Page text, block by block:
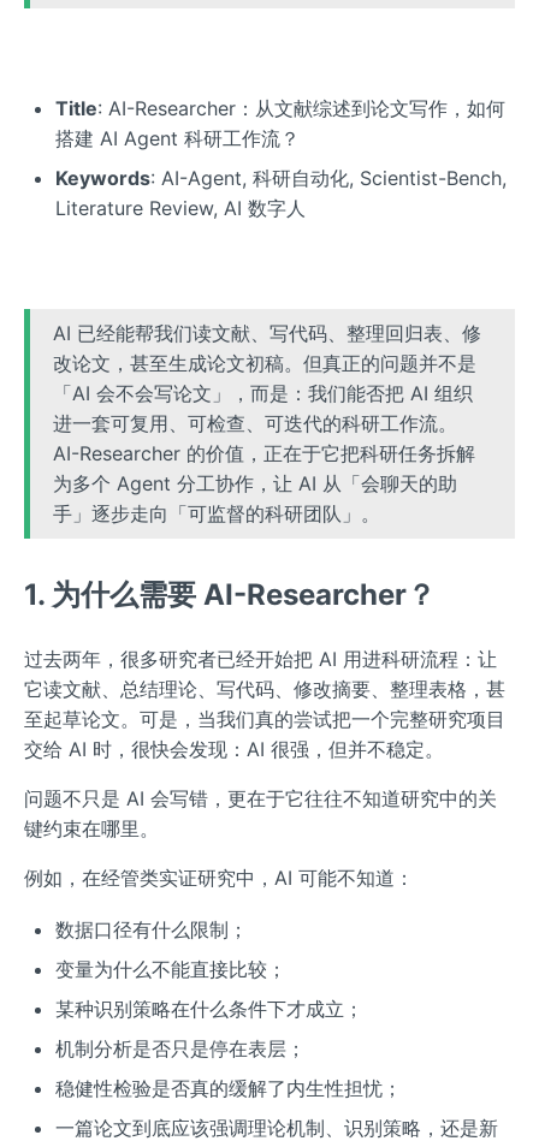
Title: AI-Researcher：从文献综述到论文写作，如何
搭建 AI Agent 科研工作流？
Keywords: AI-Agent, 科研自动化, Scientist-Bench,
Literature Review, AI 数字人
AI 已经能帮我们读文献、写代码、整理回归表、修
改论文，甚至生成论文初稿。但真正的问题并不是
「AI 会不会写论文」，而是：我们能否把 AI 组织
进一套可复用、可检查、可迭代的科研工作流。
AI-Researcher 的价值，正在于它把科研任务拆解
为多个 Agent 分工协作，让 AI 从「会聊天的助
手」逐步走向「可监督的科研团队」。
1. 为什么需要 AI-Researcher？
过去两年，很多研究者已经开始把 AI 用进科研流程：让
它读文献、总结理论、写代码、修改摘要、整理表格，甚
至起草论文。可是，当我们真的尝试把一个完整研究项目
交给 AI 时，很快会发现：AI 很强，但并不稳定。
问题不只是 AI 会写错，更在于它往往不知道研究中的关
键约束在哪里。
例如，在经管类实证研究中，AI 可能不知道：
数据口径有什么限制；
变量为什么不能直接比较；
某种识别策略在什么条件下才成立；
机制分析是否只是停在表层；
稳健性检验是否真的缓解了内生性担忧；
一篇论文到底应该强调理论机制、识别策略，还是新